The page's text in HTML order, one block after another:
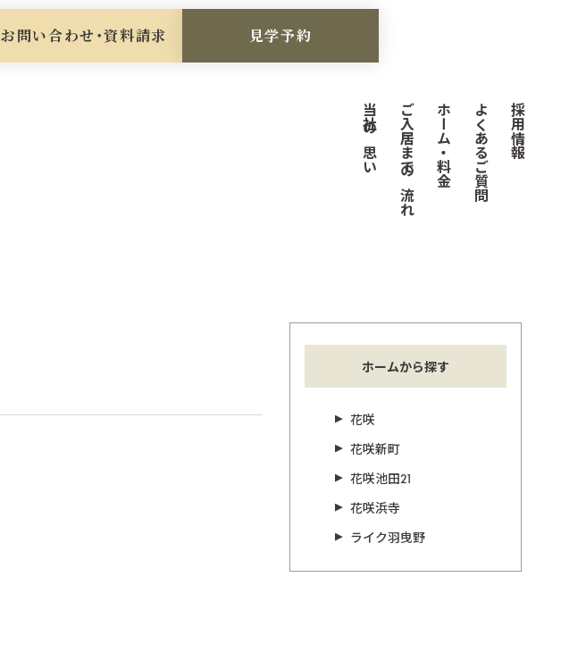
お問い合わせ・資料請求 見学予約
当社の思い ご入居までの流れ ホーム・料金 よくあるご質問 採用情報
ホームから探す
花咲
花咲新町
花咲池田21
花咲浜寺
ライク羽曳野